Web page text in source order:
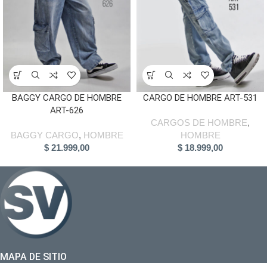
BAGGY CARGO DE HOMBRE
ART-626
BAGGY CARGO, HOMBRE
$ 21.999,00
CARGO DE HOMBRE ART-531
CARGOS DE HOMBRE,
HOMBRE
$ 18.999,00
MAPA DE SITIO